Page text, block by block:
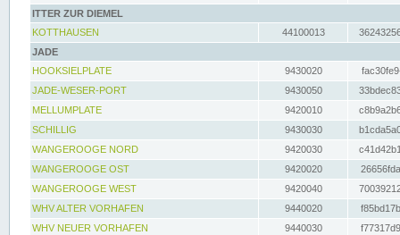
ITTER ZUR DIEMEL
KOTTHAUSEN
44100013
JADE
HOOKSIELPLATE
9430020
JADE-WESER-PORT
9430050
MELLUMPLATE
9420010
SCHILLIG
9430030
WANGEROOGE NORD
9420030
WANGEROOGE OST
9420020
WANGEROOGE WEST
9420040
WHV ALTER VORHAFEN
9440020
WHV NEUER VORHAFEN
9440030